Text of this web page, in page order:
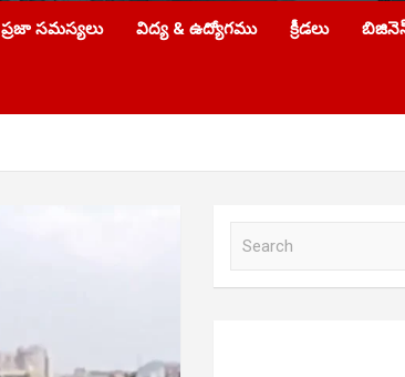
ప్రజా సమస్యలు విద్య & ఉద్యోగము క్రీడలు